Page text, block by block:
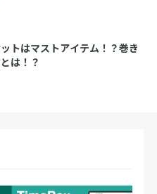
トはマストアイテム！？巻き
は！？